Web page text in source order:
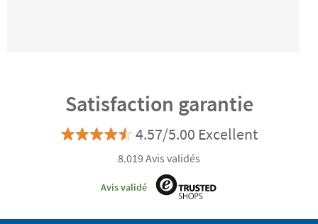
Satisfaction garantie
4.57/5.00 Excellent
8.019 Avis validés
Avis validé